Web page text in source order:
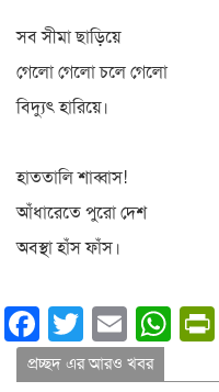
সব সীমা ছাড়িয়ে
গেলো গেলো চলে গেলো
বিদ্যুৎ হারিয়ে।
হাততালি শাব্বাস!
আঁধারেতে পুরো দেশ
অবস্থা হাঁস ফাঁস।
Facebook
Twitter
Email
প্রচ্ছদ এর আরও খবর